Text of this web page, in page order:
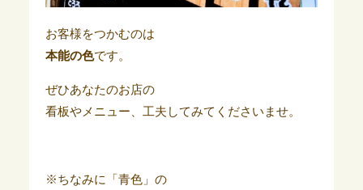
お客様をつかむのは
本能の色です。
ぜひあなたのお店の
看板やメニュー、工夫してみてくださいませ。
※ちなみに「青色」の